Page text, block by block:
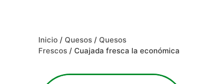
Inicio / Quesos / Quesos
Frescos / Cuajada fresca la económica